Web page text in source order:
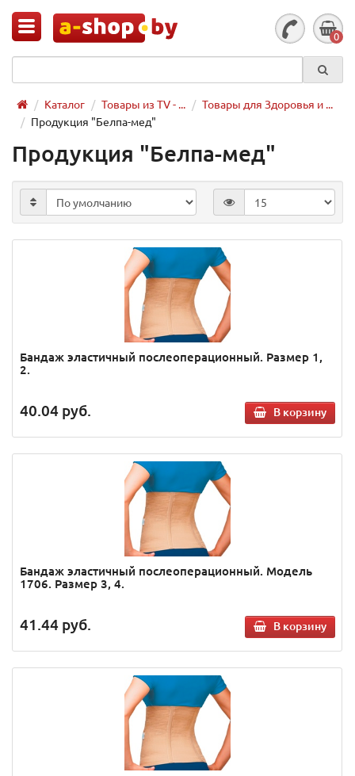
0
Каталог Товары из TV - ...
Товары для Здоровья и ...
Продукция "Белпа-мед"
Продукция "Белпа-мед"
Бандаж эластичный послеоперационный. Размер 1,
2.
40.04 руб. В корзину
Бандаж эластичный послеоперационный. Модель
1706. Размер 3, 4.
41.44 руб. В корзину